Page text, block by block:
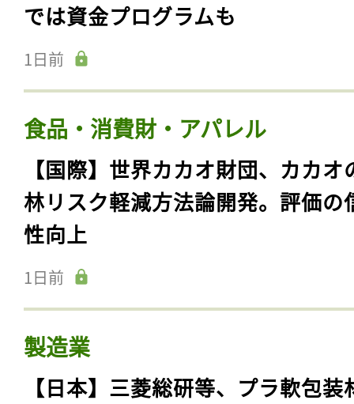
では資金プログラムも
1日前
食品・消費財・アパレル
【国際】世界カカオ財団、カカオ
林リスク軽減方法論開発。評価の
性向上
1日前
製造業
【日本】三菱総研等、プラ軟包装